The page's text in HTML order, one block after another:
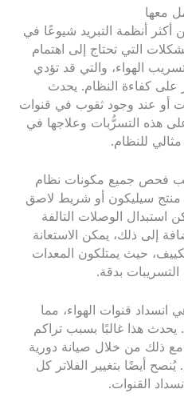
معها
أكثر أنظمة التبريد شيوعًا في
التي تحتاج إلى اهتمام
الهواء، والتي قد تؤدي
على كفاءة النظام. يحدث
أو عند وجود ثقوب في قنوات
هذه التسرُّبات وعلاجها في
للنظام.
فحص جميع مكونات نظام
منتج سيليكون أو شريط لاصق
استبدال الوصلات التالفة
إلى ذلك، يمكن الاستعانة
حيث يمتلكون المعدات
التسريبات بدقة.
قنوات الهواء، مما
هذا غالبًا بسبب تراكم
مع ذلك من خلال صيانة دورية
أيضًا بتغيير الفلاتر كل
القنوات.